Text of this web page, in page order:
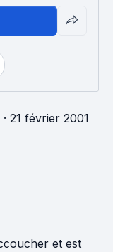
· 21 février 2001
et est